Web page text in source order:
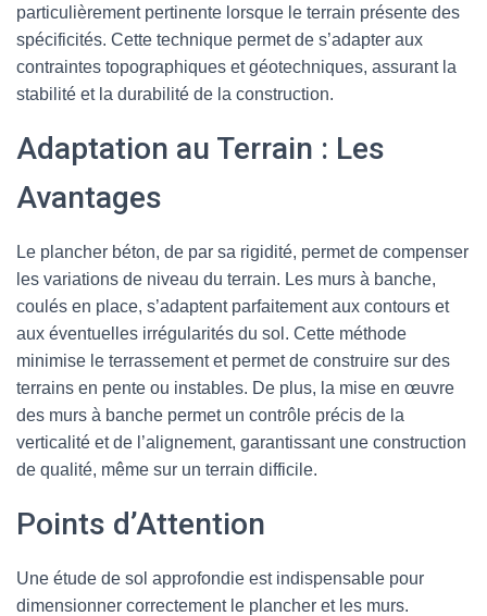
particulièrement pertinente lorsque le terrain présente des
spécificités. Cette technique permet de s’adapter aux
contraintes topographiques et géotechniques, assurant la
stabilité et la durabilité de la construction.
Adaptation au Terrain : Les
Avantages
Le plancher béton, de par sa rigidité, permet de compenser
les variations de niveau du terrain. Les murs à banche,
coulés en place, s’adaptent parfaitement aux contours et
aux éventuelles irrégularités du sol. Cette méthode
minimise le terrassement et permet de construire sur des
terrains en pente ou instables. De plus, la mise en œuvre
des murs à banche permet un contrôle précis de la
verticalité et de l’alignement, garantissant une construction
de qualité, même sur un terrain difficile.
Points d’Attention
Une étude de sol approfondie est indispensable pour
dimensionner correctement le plancher et les murs.